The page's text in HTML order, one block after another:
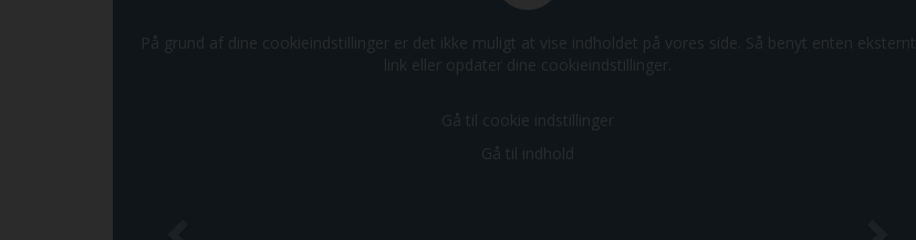
På grund af dine cookieindstillinger er det ikke muligt at vise indholdet på vores side. Så benyt enten eksternt
link eller opdater dine cookieindstillinger.
Gå til cookie indstillinger
Gå til indhold